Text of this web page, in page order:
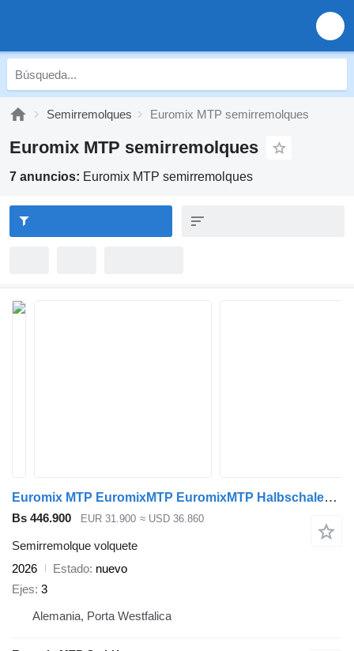
Semirremolques Euromix MTP semirremolques
Euromix MTP semirremolques
7 anuncios: Euromix MTP semirremolques
Euromix MTP EuromixMTP EuromixMTP Halbschalen Auflieger 27m³ HARDOX
Bs 446.900 EUR 31.900 ≈ USD 36.860
Semirremolque volquete
2026
Estado nuevo
Ejes 3
Alemania, Porta Westfalica